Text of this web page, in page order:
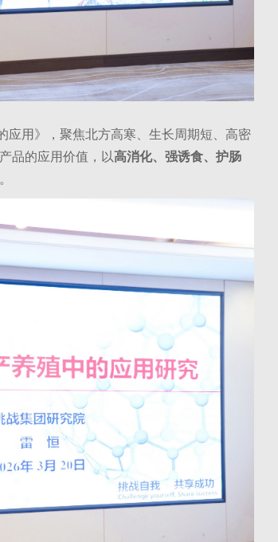
用》，聚焦北方高寒、生长周期短、高密
品的应用价值，以高消化、强诱食、护肠